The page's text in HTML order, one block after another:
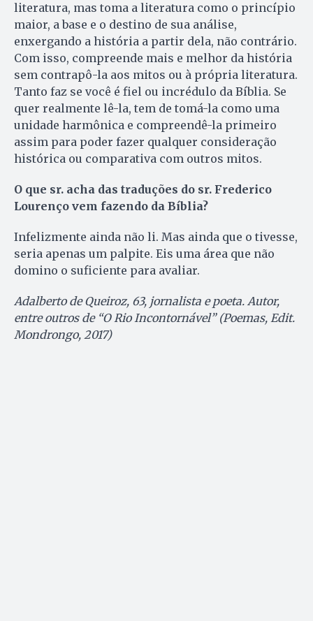
literatura, mas toma a literatura como o princípio
maior, a base e o destino de sua análise,
enxergando a história a partir dela, não contrário.
Com isso, compreende mais e melhor da história
sem contrapô-la aos mitos ou à própria literatura.
Tanto faz se você é fiel ou incrédulo da Bíblia. Se
quer realmente lê-la, tem de tomá-la como uma
unidade harmônica e compreendê-la primeiro
assim para poder fazer qualquer consideração
histórica ou comparativa com outros mitos.
O que sr. acha das traduções do sr. Frederico
Lourenço vem fazendo da Bíblia?
Infelizmente ainda não li. Mas ainda que o tivesse,
seria apenas um palpite. Eis uma área que não
domino o suficiente para avaliar.
Adalberto de Queiroz, 63, jornalista e poeta. Autor,
entre outros de “O Rio Incontornável” (Poemas, Edit.
Mondrongo, 2017)